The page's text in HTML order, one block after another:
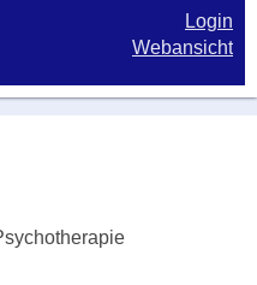
Login
Webansicht